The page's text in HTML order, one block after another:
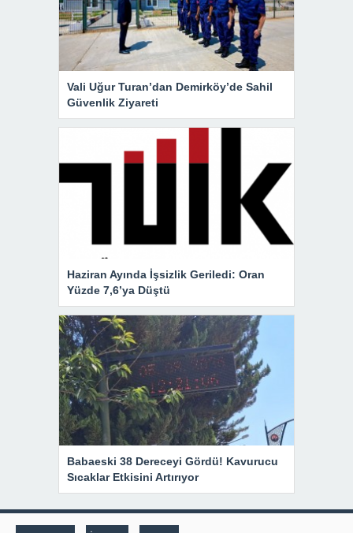
Vali Uğur Turan’dan Demirköy’de Sahil
Güvenlik Ziyareti
Haziran Ayında İşsizlik Geriledi: Oran
Yüzde 7,6’ya Düştü
Babaeski 38 Dereceyi Gördü! Kavurucu
Sıcaklar Etkisini Artırıyor